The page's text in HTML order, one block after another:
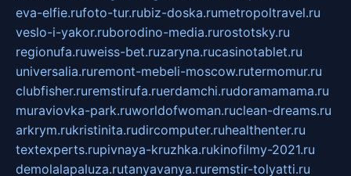
eva-elfie.rufoto-tur.rubiz-doska.rumetropoltravel.ru
veslo-i-yakor.ruborodino-media.rurostotsky.ru
regionufa.ruweiss-bet.ruzaryna.rucasinotablet.ru
universalia.ruremont-mebeli-moscow.rutermomur.ru
clubfisher.ruremstirufa.ruerdamchi.rudoramamama.ru
muraviovka-park.ruworldofwoman.ruclean-dreams.ru
arkrym.rukristinita.rudircomputer.ruhealthenter.ru
textexperts.rupivnaya-kruzhka.rukinofilmy-2021.ru
demolalapaluza.rutanyavanya.ruremstir-tolyatti.ru